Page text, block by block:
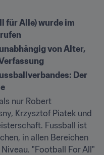
für Alle) wurde im
von Alter,
Der
nur Robert
Krzysztof Piatek und
Fussball ist
in allen Bereichen
"Football For All"